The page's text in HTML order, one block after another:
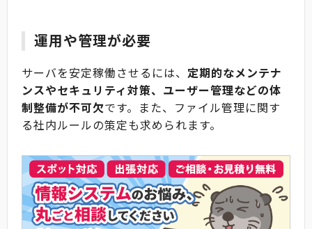
運用や管理が必要
サーバを安定稼働させるには、 定期的なメンテナ
ンスやセキュリティ対策、ユーザー管理などの体
制整備が不可欠です。また、ファイル管理に関す
る社内ルールの策定も求められます。